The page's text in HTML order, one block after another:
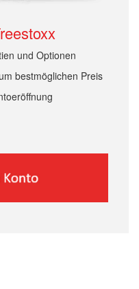
und Optionen
bestmöglichen Preis